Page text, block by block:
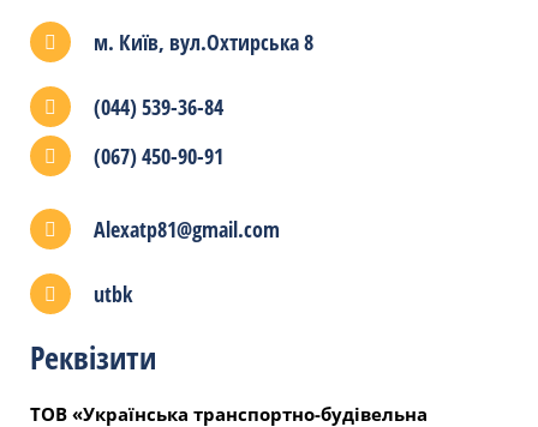
м. Київ, вул.Охтирська 8
(044) 539-36-84
(067) 450-90-91
Alexatp81@gmail.com
utbk
Реквізити
ТОВ «Українська транспортно-будівельна